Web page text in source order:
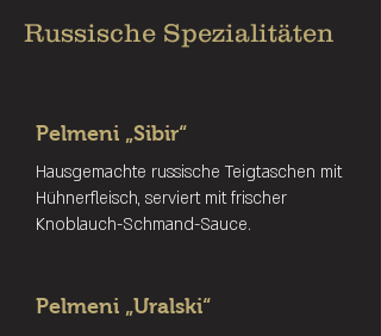
Russische Spezialitäten
Pelmeni „Sibir“
Hausgemachte russische Teigtaschen mit
Hühnerfleisch, serviert mit frischer
Knoblauch-Schmand-Sauce.
Pelmeni „Uralski“